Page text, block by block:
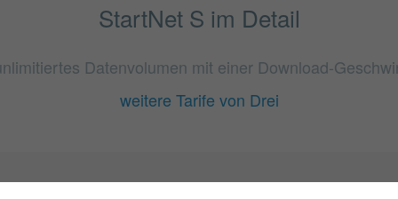
StartNet S im Detail
Datenvolumen mit einer Download-
weitere Tarife von Drei